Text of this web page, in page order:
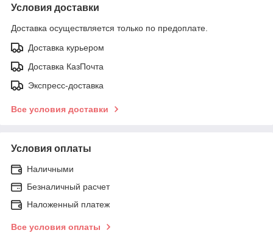
Условия доставки
Доставка осуществляется только по предоплате.
Доставка курьером
Доставка КазПочта
Экспресс-доставка
Все условия доставки
Условия оплаты
Наличными
Безналичный расчет
Наложенный платеж
Все условия оплаты